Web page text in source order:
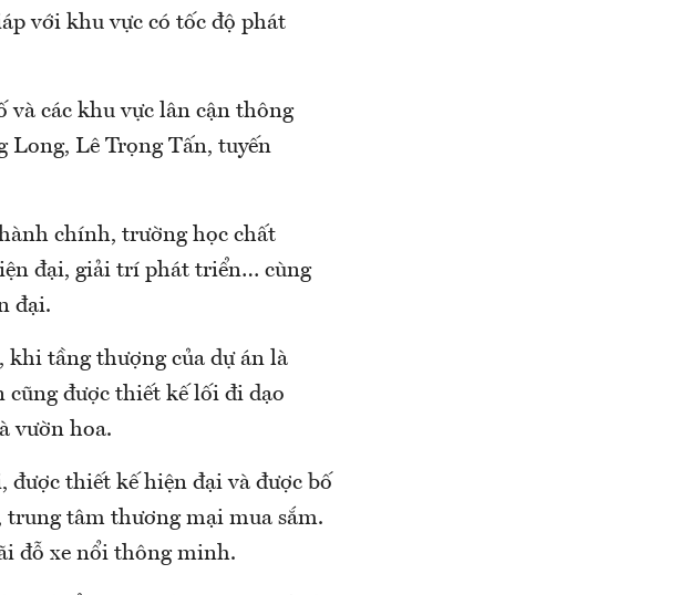
với khu vực có tốc độ phát
các khu vực lân cận thông
Long, Lê Trọng Tấn, tuyến
chính, trường học chất
đại, giải trí phát triển… cùng
đại.
khi tầng thượng của dự án là
cũng được thiết kế lối đi dạo
vườn hoa.
thiết kế hiện đại và được bố
tâm thương mại mua sắm.
đỗ xe nổi thông minh.